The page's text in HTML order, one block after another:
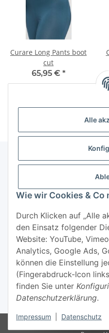
Alle
Wie wir Cookies & Co
Durch Klicken auf „Alle
den Einsatz folgender
Website: YouTube,
Analytics, Google Ads,
können die Einstellung
(Fingerabdruck-Icon
finden Sie unter
Datenschutzerklärung.
Impressum Datenschutz
Curare Long Pants boot
cut
65,95 € *
Informationen
Mehr über
Widerrufsbutton
* Alle Preise inkl. gesetzlicher USt.,